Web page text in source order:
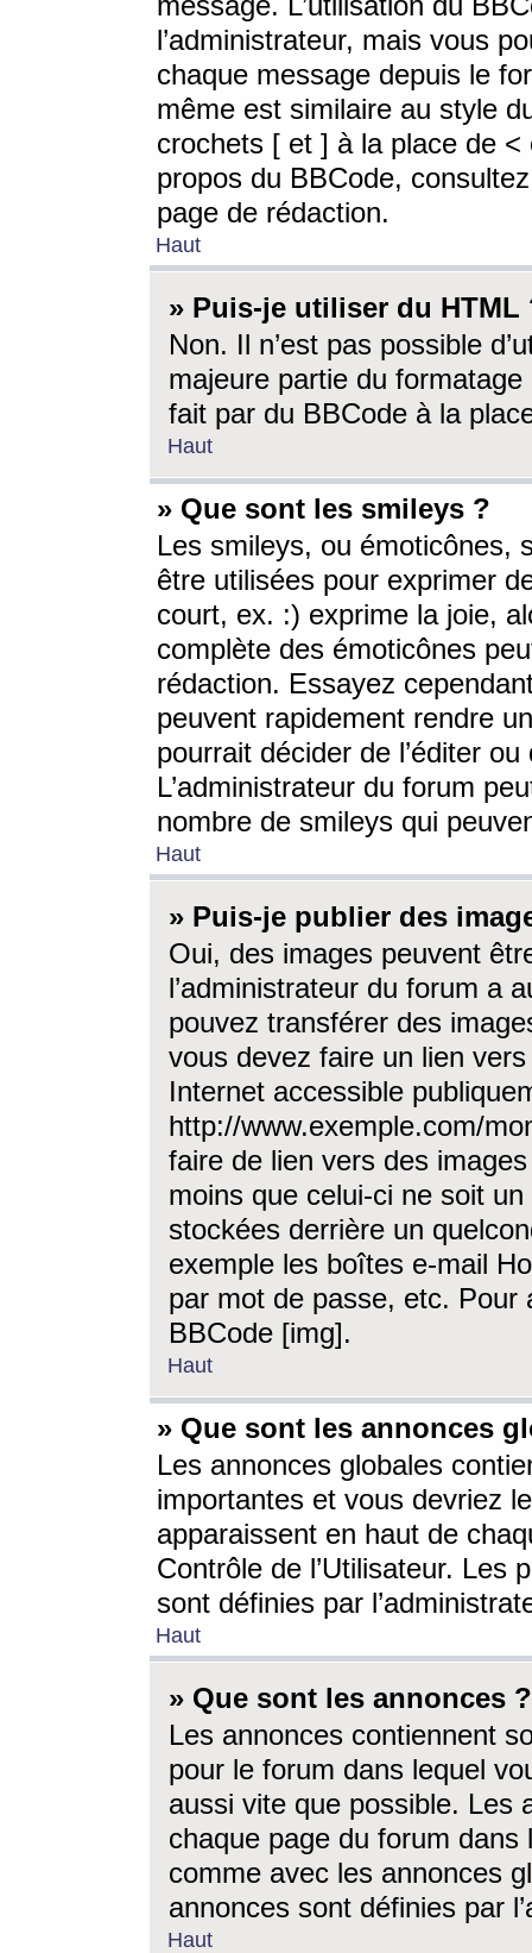
l’administrateur, mais vous
chaque message depuis le
même est similaire au style
crochets [ et ] à la place de <
propos du BBCode,
page de rédaction.
Haut
» Puis-je utiliser du HTML
Non. Il n’est pas possible
majeure partie du
fait par du BBCode à la
Haut
» Que sont les smileys ?
Les smileys, ou émoticônes,
être utilisées pour exprimer
court, ex. :) exprime la joie,
complète des émoticônes
rédaction. Essayez
peuvent rapidement rendre
pourrait décider de l’éditer
L’administrateur du forum
nombre de smileys qui
Haut
» Puis-je publier des
Oui, des images peuvent
l’administrateur du forum a
pouvez transférer des
vous devez faire un lien
Internet accessible
http://www.exemple.com/
faire de lien vers des
moins que celui-ci ne soit
stockées derrière un
exemple les boîtes e-mail
par mot de passe, etc. Pour
BBCode [img].
Haut
» Que sont les annonces
Les annonces globales
importantes et vous devriez
apparaissent en haut de
Contrôle de l’Utilisateur. Les
sont définies par
Haut
» Que sont les annonces ?
Les annonces contiennent
pour le forum dans lequel
aussi vite que possible. Les
chaque page du forum dans
comme avec les annonces
annonces sont définies par
Haut